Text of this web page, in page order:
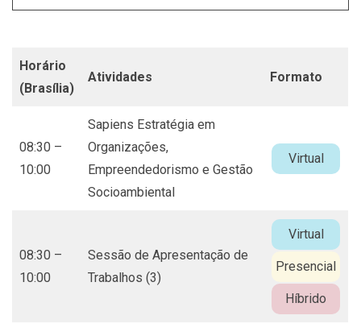
Horário
(Brasília)
Atividades Formato
08:30 –
10:00
Sapiens Estratégia em
Organizações,
Empreendedorismo e Gestão
Socioambiental
Virtual
08:30 –
10:00
Sessão de Apresentação de
Trabalhos (3)
Virtual
Presencial
Híbrido